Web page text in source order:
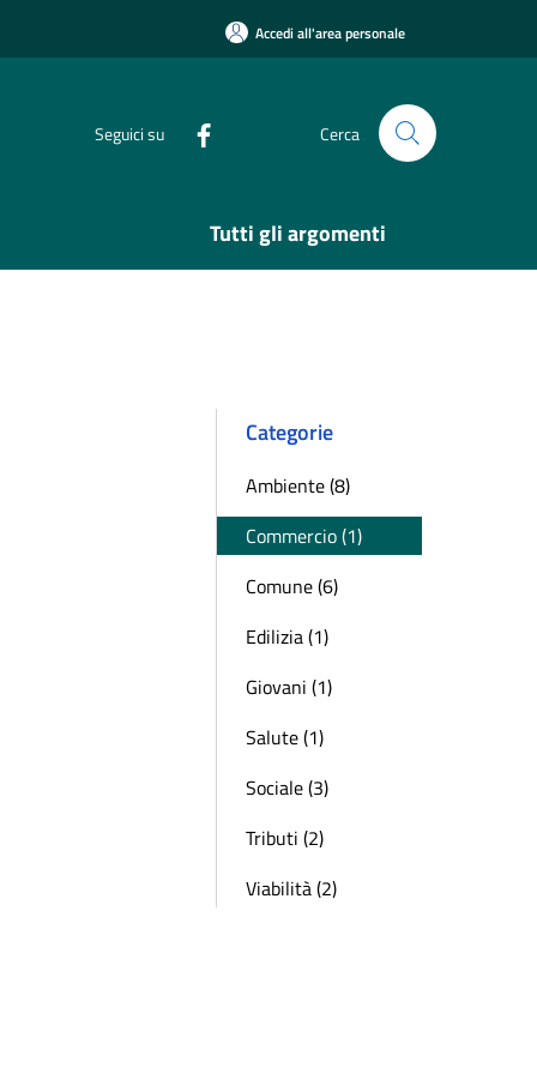
Accedi all'area personale
Seguici su Cerca
Tutti gli argomenti
Categorie
Ambiente (8)
Commercio (1)
Comune (6)
Edilizia (1)
Giovani (1)
Salute (1)
Sociale (3)
Tributi (2)
Viabilità (2)